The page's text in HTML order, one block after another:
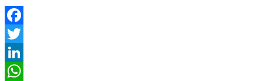
Facebook
Twitter
LinkedIn